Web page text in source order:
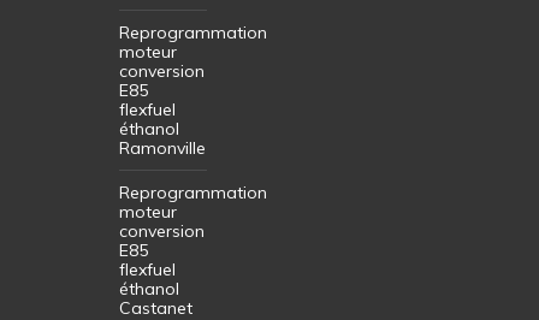
Reprogrammation
moteur
conversion
E85
flexfuel
éthanol
Ramonville
Reprogrammation
moteur
conversion
E85
flexfuel
éthanol
Castanet